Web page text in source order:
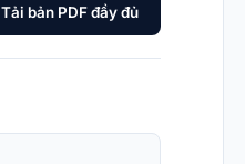
Tải bản PDF đầy đủ